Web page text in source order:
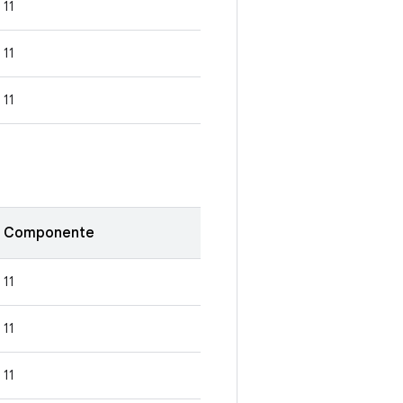
11
11
11
Componente
11
11
11